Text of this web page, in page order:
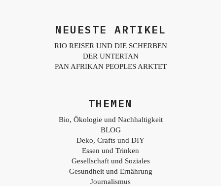
NEUESTE ARTIKEL
RIO REISER UND DIE SCHERBEN
DER UNTERTAN
PAN AFRIKAN PEOPLES ARKTET
THEMEN
Bio, Ökologie und Nachhaltigkeit
BLOG
Deko, Crafts und DIY
Essen und Trinken
Gesellschaft und Soziales
Gesundheit und Ernährung
Journalismus